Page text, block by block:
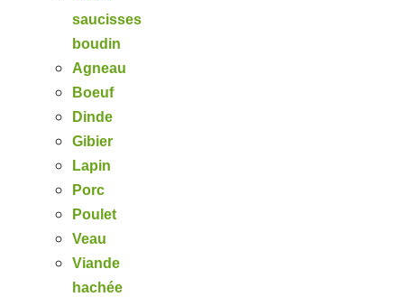
saucisses
boudin
Agneau
Boeuf
Dinde
Gibier
Lapin
Porc
Poulet
Veau
Viande
hachée